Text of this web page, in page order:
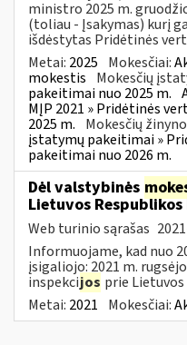
ministro 2025 m.
(toliau - Įsakymas) kurį
išdėstytas Pridėtinės
Metai: 2025 Mokesčiai:
mokestis Mokesčių
pakeitimai nuo 2025 m.
MĮP 2021 » Pridėtinės
2025 m. Mokesčių
įstatymų pakeitimai »
pakeitimai nuo 2026 m.
Dėl valstybinės
Lietuvos
Web turinio sąrašas
Informuojame, kad nuo
įsigaliojo: 2021 m.
inspekcijos prie
Metai: 2021 Mokesčiai: